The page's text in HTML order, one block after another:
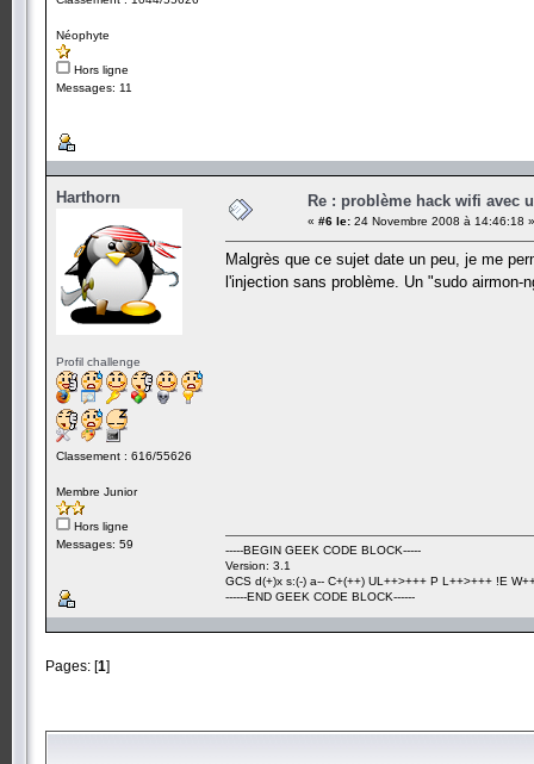
Néophyte
Hors ligne
Messages: 11
Harthorn
Profil challenge
Classement : 616/55626
Membre Junior
Hors ligne
Messages: 59
Re : problème hack wifi avec
« #6 le: 24 Novembre 2008 à 14:46:18 »
Malgrès que ce sujet date un peu, je me
l'injection sans problème. Un "sudo
-----BEGIN GEEK CODE BLOCK-----
Version: 3.1
GCS d(+)x s:(-) a-- C+(++) UL++>+++ P L++>+++ !E
------END GEEK CODE BLOCK------
Pages: [1]